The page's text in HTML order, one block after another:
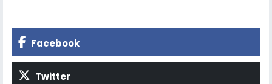
Facebook
Twitter